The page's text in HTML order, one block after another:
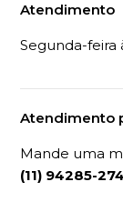
Atendimento
Segunda-feira
Atendimento
Mande uma
(11) 94285-